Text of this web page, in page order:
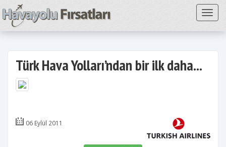
Türk Hava Yolları’ndan bir ilk daha...
06 Eylül 2011